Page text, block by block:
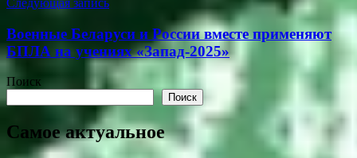
Следующая запись
Военные Беларуси и России вместе применяют
БПЛА на учениях «Запад-2025»
Поиск
Поиск
Самое актуальное